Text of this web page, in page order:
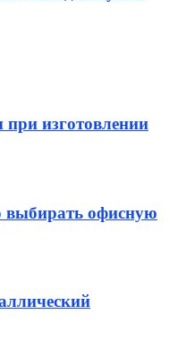
изготовлении
выбирать офисную